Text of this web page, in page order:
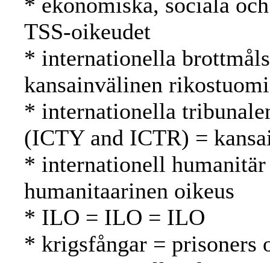
* ekonomiska, sociala
TSS-oikeudet
* internationella
kansainvälinen
* internationella
(ICTY and ICTR) =
* internationell
humanitaarinen oikeus
* ILO = ILO = ILO
* krigsfångar = prisoners